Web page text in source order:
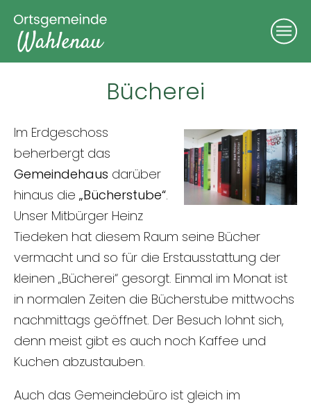
Bücherei
Im Erdgeschoss
beherbergt das
Gemeindehaus darüber
hinaus die „Bücherstube“.
Unser Mitbürger Heinz
Tiedeken hat diesem Raum seine Bücher
vermacht und so für die Erstausstattung der
kleinen „Bücherei“ gesorgt. Einmal im Monat ist
in normalen Zeiten die Bücherstube mittwochs
nachmittags geöffnet. Der Besuch lohnt sich,
denn meist gibt es auch noch Kaffee und
Kuchen abzustauben.
Auch das Gemeindebüro ist gleich im